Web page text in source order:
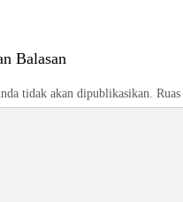
Balasan
tidak akan dipublikasikan.